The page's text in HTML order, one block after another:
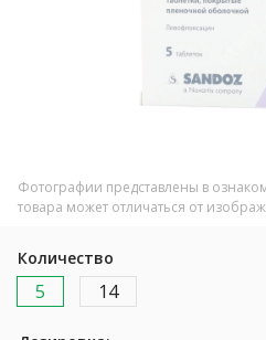
Фотографии представлены в
товара может отличаться от
Количество
5 14